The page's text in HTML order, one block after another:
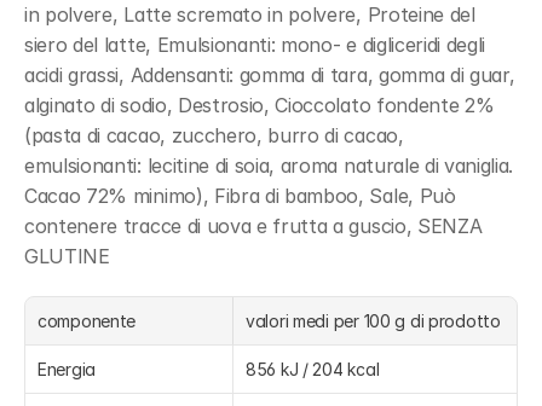
in polvere, Latte scremato in polvere, Proteine del
siero del latte, Emulsionanti: mono- e digliceridi degli
acidi grassi, Addensanti: gomma di tara, gomma di guar,
alginato di sodio, Destrosio, Cioccolato fondente 2%
(pasta di cacao, zucchero, burro di cacao,
emulsionanti: lecitine di soia, aroma naturale di vaniglia.
Cacao 72% minimo), Fibra di bamboo, Sale, Può
contenere tracce di uova e frutta a guscio, SENZA
GLUTINE
componente valori medi per 100 g di prodotto
Energia 856 kJ / 204 kcal